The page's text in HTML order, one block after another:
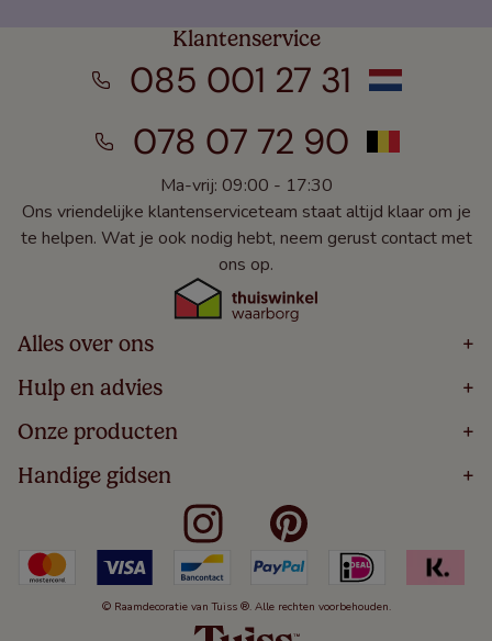
Klantenservice
085 001 27 31
078 07 72 90
Ma-vrij: 09:00 - 17:30
Ons vriendelijke klantenserviceteam staat altijd klaar om je
te helpen. Wat je ook nodig hebt, neem gerust contact met
ons op.
Alles over ons +
Home
Over
Bestellen
Winacties
Veelgestelde Vragen
Hulp en advies +
Volg Je Bestelling
Levering
5 Jaar Garantie
Algemene Voorwaarden
Kindveiligheid
Cookies
Herroepingsrecht
Onze producten +
Houten Jaloezieën
Rolgordijnen
Verticale Jaloezieën
Duo Rolgordijnen
Duo Plisségordijnen
Handige gidsen +
Meten Voor Raamdecoratie
Badkamer Raamdecoratie
Slaapkamer Raamdecoratie
Keuken Raamdecoratie
De Jaloezieën Gids
© Raamdecoratie van Tuiss ®. Alle rechten voorbehouden.